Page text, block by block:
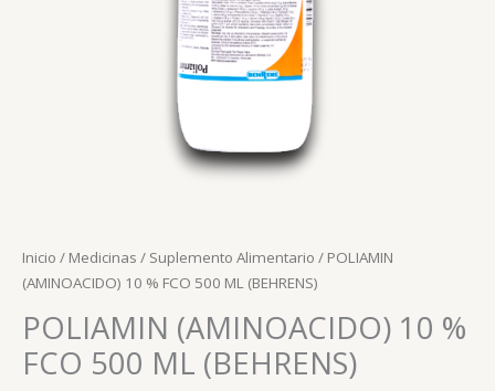
Inicio / Medicinas / Suplemento Alimentario / POLIAMIN
(AMINOACIDO) 10 % FCO 500 ML (BEHRENS)
POLIAMIN (AMINOACIDO) 10 %
FCO 500 ML (BEHRENS)